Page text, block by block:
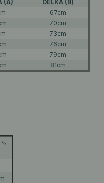
(A)
DÉLKA (B)
67cm
70cm
73cm
76cm
79cm
81cm